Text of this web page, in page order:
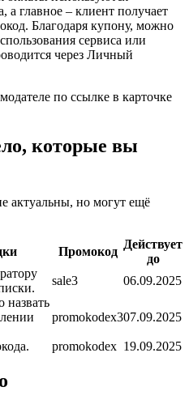
а главное – клиент получает
Благодаря купону, можно
сервиса или
через Личный
по ссылке в карточке
которые вы
актуальны, но могут ещё
Промокод
Действует
до
sale3 06.09.2025
назвать
promokodex307.09.2025
promokodex 19.09.2025